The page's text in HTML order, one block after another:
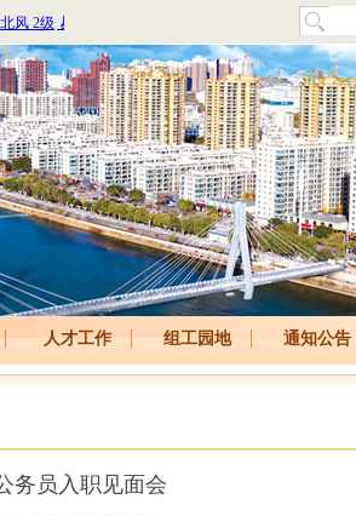
人才工作 组工园地 通知公告
务员入职见面会